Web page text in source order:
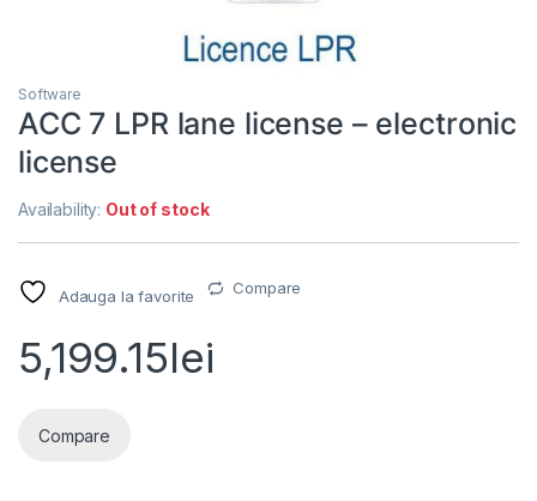
Software
ACC 7 LPR lane license – electronic
license
Availability: Out of stock
Adauga la favorite Compare
5,199.15lei
Compare